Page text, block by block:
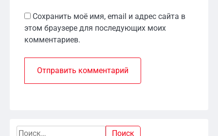
Сохранить моё имя, email и адрес сайта в
этом браузере для последующих моих
комментариев.
Найти: